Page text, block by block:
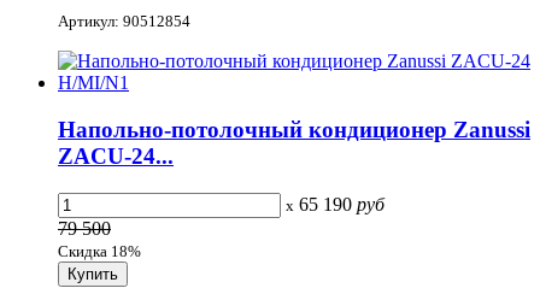
Артикул: 90512854
Напольно-потолочный кондиционер Zanussi
ZACU-24...
x 65 190 руб
79 500
Скидка 18%